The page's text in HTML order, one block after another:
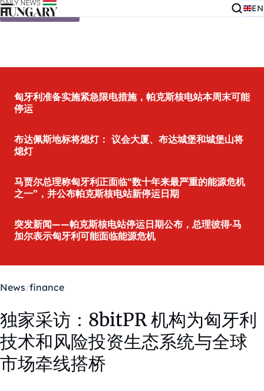
Skip to content EN
匈牙利准备实施紧急限电措施，帕克斯核电站本周末可能
停运
布达佩斯地标将熄灯： 议会大厦、布达城堡和城堡山将
熄灯
马贾尔总理称匈牙利正面临“数十年来最严重的能源危机
之一”，并公布帕克斯核电站新停运日期
突发新闻——帕克斯核电站停运日期公布，总理彼得·马
加尔表示匈牙利可能面临能源危机
News finance
独家采访：8bitPR 机构为匈牙利
技术和风险投资生态系统与全球
市场牵线搭桥